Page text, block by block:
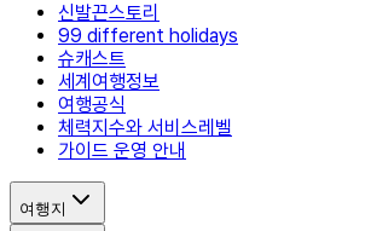
신발끈스토리
99 different holidays
슈캐스트
세계여행정보
여행공식
체력지수와 서비스레벨
가이드 운영 안내
여행지